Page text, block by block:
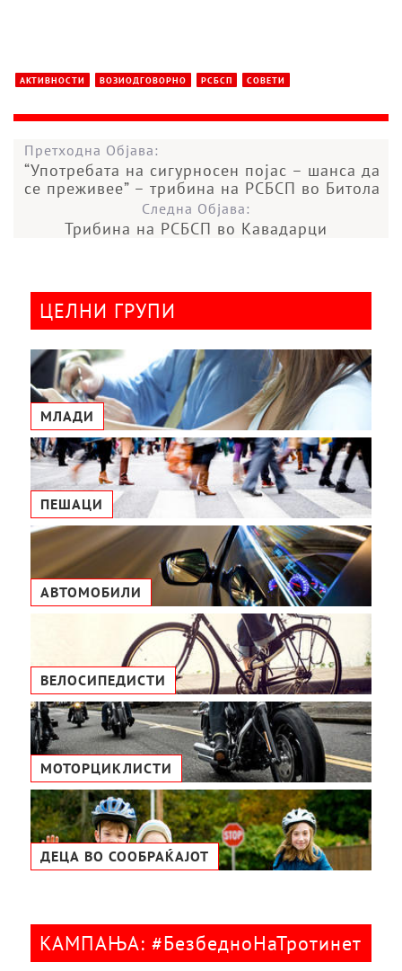
АКТИВНОСТИ ВОЗИОДГОВОРНО РСБСП СОВЕТИ
Претходна Објава:
“Употребата на сигурносен појас – шанса да
се преживее” – трибина на РСБСП во Битола
Следна Објава:
Трибина на РСБСП во Кавадарци
ЦЕЛНИ ГРУПИ
МЛАДИ
ПЕШАЦИ
АВТОМОБИЛИ
ВЕЛОСИПЕДИСТИ
МОТОРЦИКЛИСТИ
ДЕЦА ВО СООБРАЌАЈОТ
КАМПАЊА: #БезбедноНаТротинет